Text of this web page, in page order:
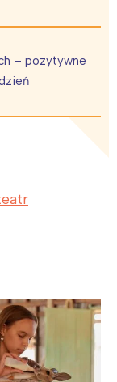
– pozytywne